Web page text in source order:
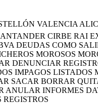
VALENCIA
CIRBE RAI
DEUDAS COMO
MOROSOS
DENUNCIAR
IMPAGOS LISTADOS
SACAR BORRAR
ANULAR INFORMES
REGISTROS